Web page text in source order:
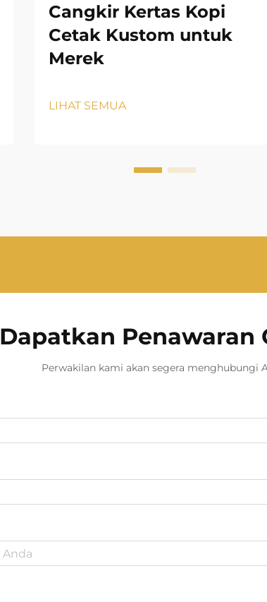
Cangkir Kertas Kopi
Cetak Kustom untuk
Merek
LIHAT SEMUA
Dapatkan Penawaran
Perwakilan kami akan segera menghubungi